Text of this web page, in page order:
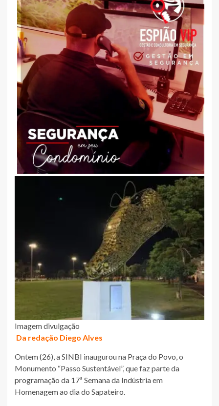
Imagem divulgação
Da redação Diego Alves
Ontem (26), a SINBI inaugurou na Praça do Povo, o
Monumento “Passo Sustentável”, que faz parte da
programação da 17ª Semana da Indústria em
Homenagem ao dia do Sapateiro.